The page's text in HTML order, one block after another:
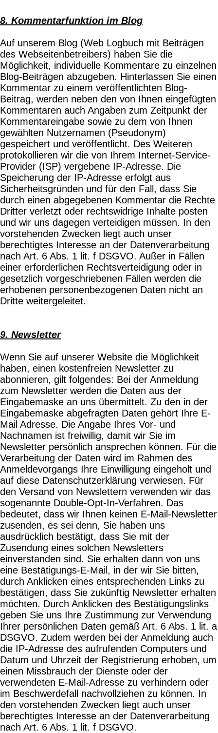
8. Kommentarfunktion im Blog
Auf unserem Blog (Web Logbuch mit Beiträgen
des Webseitenbetreibers) haben Sie die
Möglichkeit, individuelle Kommentare zu einzelnen
Blog-Beiträgen abzugeben. Hinterlassen Sie einen
Kommentar zu einem veröffentlichten Blog-
Beitrag, werden neben den von Ihnen eingefügten
Kommentaren auch Angaben zum Zeitpunkt der
Kommentareingabe sowie zu dem von Ihnen
gewählten Nutzernamen (Pseudonym)
gespeichert und veröffentlicht. Des Weiteren
protokollieren wir die von Ihrem Internet-Service-
Provider (ISP) vergebene IP-Adresse. Die
Speicherung der IP-Adresse erfolgt aus
Sicherheitsgründen und für den Fall, dass Sie
durch einen abgegebenen Kommentar die Rechte
Dritter verletzt oder rechtswidrige Inhalte posten
und wir uns dagegen verteidigen müssen. In den
vorstehenden Zwecken liegt auch unser
berechtigtes Interesse an der Datenverarbeitung
nach Art. 6 Abs. 1 lit. f DSGVO. Außer in Fällen
einer erforderlichen Rechtsverteidigung oder in
gesetzlich vorgeschriebenen Fällen werden die
erhobenen personenbezogenen Daten nicht an
Dritte weitergeleitet.
9. Newsletter
Wenn Sie auf unserer Website die Möglichkeit
haben, einen kostenfreien Newsletter zu
abonnieren, gilt folgendes: Bei der Anmeldung
zum Newsletter werden die Daten aus der
Eingabemaske an uns übermittelt. Zu den in der
Eingabemaske abgefragten Daten gehört Ihre E-
Mail Adresse. Die Angabe Ihres Vor- und
Nachnamen ist freiwillig, damit wir Sie im
Newsletter persönlich ansprechen können. Für die
Verarbeitung der Daten wird im Rahmen des
Anmeldevorgangs Ihre Einwilligung eingeholt und
auf diese Datenschutzerklärung verwiesen. Für
den Versand von Newslettern verwenden wir das
sogenannte Double-Opt-In-Verfahren. Das
bedeutet, dass wir Ihnen keinen E-Mail-Newsletter
zusenden, es sei denn, Sie haben uns
ausdrücklich bestätigt, dass Sie mit der
Zusendung eines solchen Newsletters
einverstanden sind. Sie erhalten dann von uns
eine Bestätigungs-E-Mail, in der wir Sie bitten,
durch Anklicken eines entsprechenden Links zu
bestätigen, dass Sie zukünftig Newsletter erhalten
möchten. Durch Anklicken des Bestätigungslinks
geben Sie uns Ihre Zustimmung zur Verwendung
Ihrer persönlichen Daten gemäß Art. 6 Abs. 1 lit. a
DSGVO. Zudem werden bei der Anmeldung auch
die IP-Adresse des aufrufenden Computers und
Datum und Uhrzeit der Registrierung erhoben, um
einen Missbrauch der Dienste oder der
verwendeten E-Mail-Adresse zu verhindern oder
im Beschwerdefall nachvollziehen zu können. In
den vorstehenden Zwecken liegt auch unser
berechtigtes Interesse an der Datenverarbeitung
nach Art. 6 Abs. 1 lit. f DSGVO.